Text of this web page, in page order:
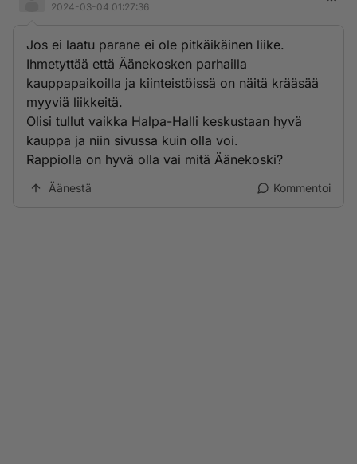
2024-03-04 01:27:36
Jos ei laatu parane ei ole pitkäikäinen liike.
Ihmetyttää että Äänekosken parhailla
kauppapaikoilla ja kiinteistöissä on näitä krääsää
myyviä liikkeitä.
Olisi tullut vaikka Halpa-Halli keskustaan hyvä
kauppa ja niin sivussa kuin olla voi.
Rappiolla on hyvä olla vai mitä Äänekoski?
Äänestä Kommentoi